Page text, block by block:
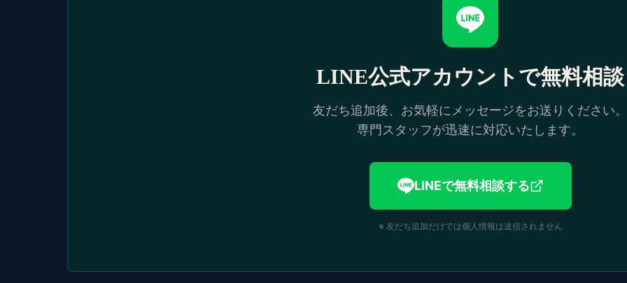
LINE公式アカウントで無料相談
友だち追加後、お気軽にメッセージをお送りください。
専門スタッフが迅速に対応いたします。
LINEで無料相談する
※ 友だち追加だけでは個人情報は送信されません